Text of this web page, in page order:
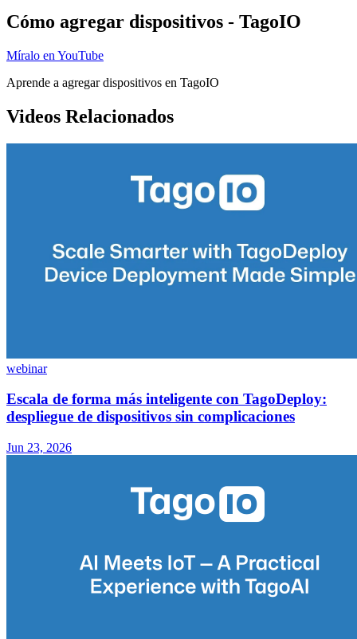
Cómo agregar dispositivos - TagoIO
Míralo en YouTube
Aprende a agregar dispositivos en TagoIO
Videos Relacionados
webinar
Escala de forma más inteligente con TagoDeploy:
despliegue de dispositivos sin complicaciones
Jun 23, 2026